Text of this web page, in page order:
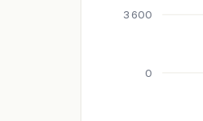
0
3 600